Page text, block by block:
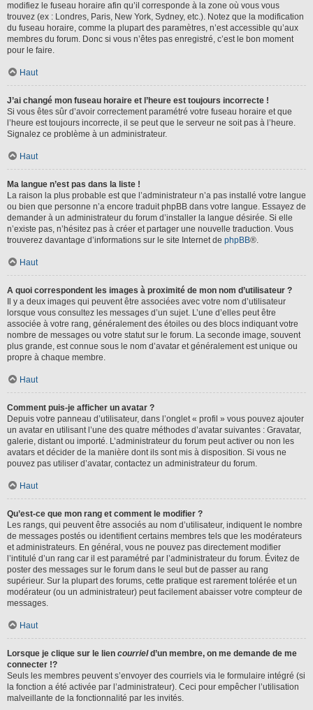
modifiez le fuseau horaire afin qu’il corresponde à la zone où vous vous
trouvez (ex : Londres, Paris, New York, Sydney, etc.). Notez que la modification
du fuseau horaire, comme la plupart des paramètres, n’est accessible qu’aux
membres du forum. Donc si vous n’êtes pas enregistré, c’est le bon moment
pour le faire.
Haut
J’ai changé mon fuseau horaire et l’heure est toujours incorrecte !
Si vous êtes sûr d’avoir correctement paramétré votre fuseau horaire et que
l’heure est toujours incorrecte, il se peut que le serveur ne soit pas à l’heure.
Signalez ce problème à un administrateur.
Haut
Ma langue n’est pas dans la liste !
La raison la plus probable est que l’administrateur n’a pas installé votre langue
ou bien que personne n’a encore traduit phpBB dans votre langue. Essayez de
demander à un administrateur du forum d’installer la langue désirée. Si elle
n’existe pas, n’hésitez pas à créer et partager une nouvelle traduction. Vous
trouverez davantage d’informations sur le site Internet de phpBB®.
Haut
A quoi correspondent les images à proximité de mon nom d’utilisateur ?
Il y a deux images qui peuvent être associées avec votre nom d’utilisateur
lorsque vous consultez les messages d’un sujet. L’une d’elles peut être
associée à votre rang, généralement des étoiles ou des blocs indiquant votre
nombre de messages ou votre statut sur le forum. La seconde image, souvent
plus grande, est connue sous le nom d’avatar et généralement est unique ou
propre à chaque membre.
Haut
Comment puis-je afficher un avatar ?
Depuis votre panneau d’utilisateur, dans l’onglet « profil » vous pouvez ajouter
un avatar en utilisant l’une des quatre méthodes d’avatar suivantes : Gravatar,
galerie, distant ou importé. L’administrateur du forum peut activer ou non les
avatars et décider de la manière dont ils sont mis à disposition. Si vous ne
pouvez pas utiliser d’avatar, contactez un administrateur du forum.
Haut
Qu’est-ce que mon rang et comment le modifier ?
Les rangs, qui peuvent être associés au nom d’utilisateur, indiquent le nombre
de messages postés ou identifient certains membres tels que les modérateurs
et administrateurs. En général, vous ne pouvez pas directement modifier
l’intitulé d’un rang car il est paramétré par l’administrateur du forum. Évitez de
poster des messages sur le forum dans le seul but de passer au rang
supérieur. Sur la plupart des forums, cette pratique est rarement tolérée et un
modérateur (ou un administrateur) peut facilement abaisser votre compteur de
messages.
Haut
Lorsque je clique sur le lien courrield’un membre, on me demande de me
connecter !?
Seuls les membres peuvent s’envoyer des courriels via le formulaire intégré (si
la fonction a été activée par l’administrateur). Ceci pour empêcher l’utilisation
malveillante de la fonctionnalité par les invités.